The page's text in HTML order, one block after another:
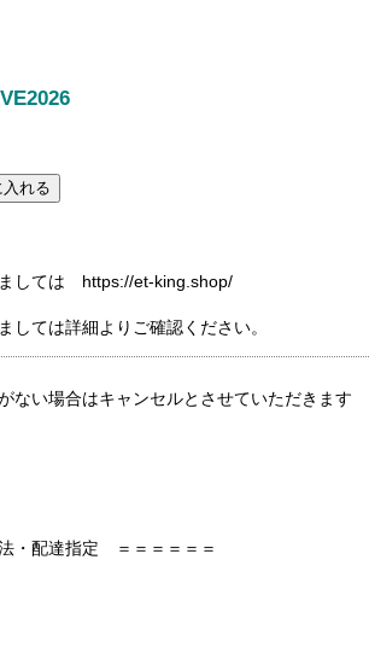
しては https://et-king.shop/
しては詳細よりご確認ください。
ない場合はキャンセルとさせていただきます
・配達指定 ＝＝＝＝＝＝